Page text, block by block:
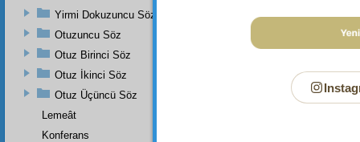
Yirmi Dokuzuncu Söz
Otuzuncu Söz
Otuz Birinci Söz
Otuz İkinci Söz
Otuz Üçüncü Söz
Lemeât
Konferans